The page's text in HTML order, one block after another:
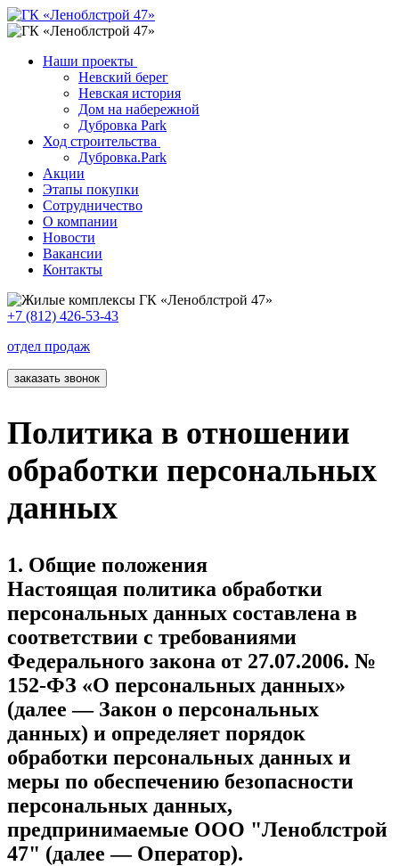
Наши проекты
Невский берег
Невская история
Дом на набережной
Дубровка Park
Ход строительства
Дубровка.Park
Акции
Этапы покупки
Сотрудничество
О компании
Новости
Вакансии
Контакты
+7 (812) 426-53-43
отдел продаж
заказать звонок
Политика в отношении
обработки персональных
данных
1. Общие положения
Настоящая политика обработки
персональных данных составлена в
соответствии с требованиями
Федерального закона от 27.07.2006. №
152-ФЗ «О персональных данных»
(далее — Закон о персональных
данных) и определяет порядок
обработки персональных данных и
меры по обеспечению безопасности
персональных данных,
предпринимаемые ООО "Леноблстрой
47" (далее — Оператор).